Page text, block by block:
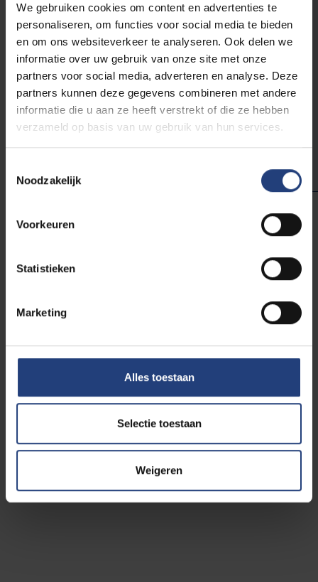
We gebruiken cookies om content en advertenties te
personaliseren, om functies voor social media te bieden
en om ons websiteverkeer te analyseren. Ook delen we
informatie over uw gebruik van onze site met onze
partners voor social media, adverteren en analyse. Deze
partners kunnen deze gegevens combineren met andere
informatie die u aan ze heeft verstrekt of die ze hebben
verzameld op basis van uw gebruik van hun services.
Noodzakelijk
Voorkeuren
Statistieken
Marketing
Alles toestaan
Selectie toestaan
Weigeren
waterstalen. In de namiddag
analyseerde ik data en tegen de
avond evalueerden we met de
operationele teams en stuurden we
de werken voortdurend bij om onze
milieueffecten zo laag mogelijk te
houden. Dit was een ‘normale’ dag,
tenzij er bijvoorbeeld een dolfijn in
ons werkgebied andere plannen
Graphite and Carbon